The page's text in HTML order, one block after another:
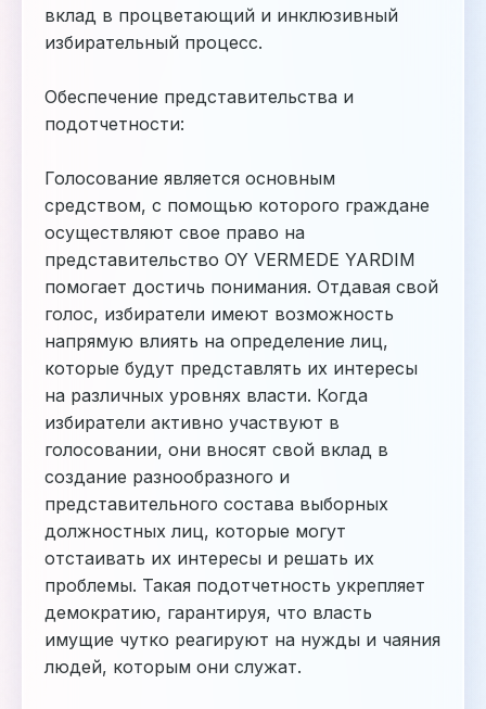
вклад в процветающий и инклюзивный
избирательный процесс.
Обеспечение представительства и
подотчетности:
Голосование является основным
средством, с помощью которого граждане
осуществляют свое право на
представительство OY VERMEDE YARDIM
помогает достичь понимания. Отдавая свой
голос, избиратели имеют возможность
напрямую влиять на определение лиц,
которые будут представлять их интересы
на различных уровнях власти. Когда
избиратели активно участвуют в
голосовании, они вносят свой вклад в
создание разнообразного и
представительного состава выборных
должностных лиц, которые могут
отстаивать их интересы и решать их
проблемы. Такая подотчетность укрепляет
демократию, гарантируя, что власть
имущие чутко реагируют на нужды и чаяния
людей, которым они служат.